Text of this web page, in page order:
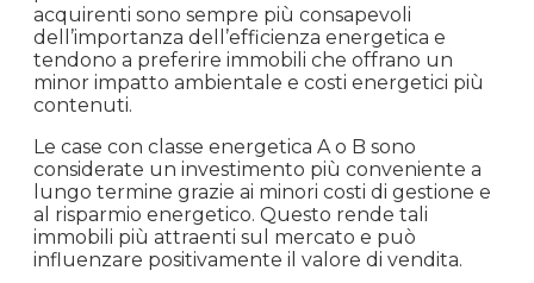
La classe energetica di un immobile può avere
un impatto significativo sulla sua attrattiva e
vendibilità sul mercato. Gli immobili con una
classe energetica alta, come A o B, sono
generalmente più appetibili per gli acquirenti,
superiore e costi di gestione più bassi.
Al contrario, le case classificate come G, che
hanno una bassaefficienza energetica,
possono incontrare difficoltà nella vendita. Gli
acquirenti sono sempre più consapevoli